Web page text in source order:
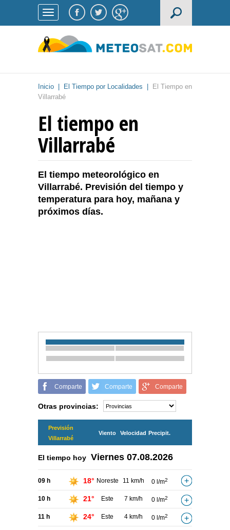
Inicio El Tiempo por Localidades
El Tiempo en
Villarrabé
El tiempo en
Villarrabé
El tiempo meteorológico en
Villarrabé. Previsión del tiempo y
temperatura para hoy, mañana y
próximos días.
Comparte Comparte Comparte
Otras provincias:
Previsión
Villarrabé
Viento Velocidad Precipit.
El tiempo hoy Viernes 07.08.2026
09 h 18° Noreste 11 km/h 0 l/m2
10 h 21° Este 7 km/h 0 l/m2
11 h 24° Este 4 km/h 0 l/m2